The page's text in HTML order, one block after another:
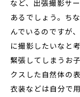
など、出張撮影サ
あるでしょう。ち
んでいるのですが
に撮影したいなと
緊張してしまうお
クスした自然体の
衣装などは自分で